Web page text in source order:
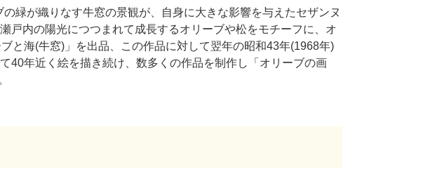
緑が織りなす牛窓の景観が、自身に大きな影響を与えたセザンヌ
戸内の陽光につつまれて成長するオリーブや松をモチーフに、オ
と海(牛窓)」を出品、この作品に対して翌年の昭和43年(1968年)
40年近く絵を描き続け、数多くの作品を制作し「オリーブの画